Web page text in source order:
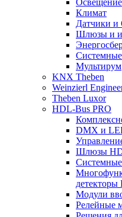
Климат
Датчики и
Шлюзы и
Системные
Мультирум
KNX Theben
Weinzierl
Theben Luxor
HDL-Bus PRO
DMX и
Шлюзы
Модули
Релейные